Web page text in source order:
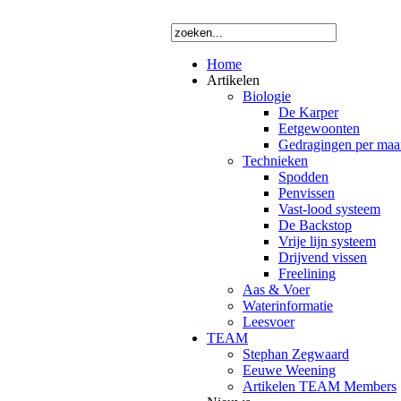
Home
Artikelen
Biologie
De Karper
Eetgewoonten
Gedragingen per
Technieken
Spodden
Penvissen
Vast-lood systeem
De Backstop
Vrije lijn systeem
Drijvend vissen
Freelining
Aas & Voer
Waterinformatie
Leesvoer
TEAM
Stephan Zegwaard
Eeuwe Weening
Artikelen TEAM Members